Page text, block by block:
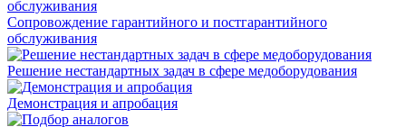
Сопровождение гарантийного и постгарантийного
обслуживания
Решение нестандартных задач в сфере медоборудования
Демонстрация и апробация